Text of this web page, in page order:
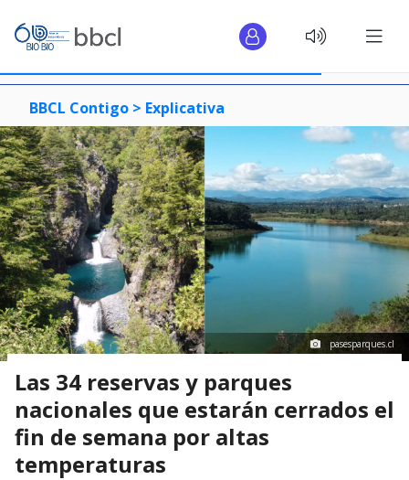
BBCL Contigo > Explicativa
pasesparques.cl
Las 34 reservas y parques
nacionales que estarán cerrados el
fin de semana por altas
temperaturas